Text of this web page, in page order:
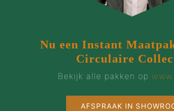
Nu een Instant
Circulaire
Bekijk alle pakken op
AFSPRAAK IN